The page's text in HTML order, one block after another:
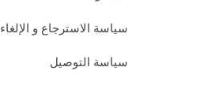
سياسة الاسترجاع و الإلغاء
سياسة التوصيل